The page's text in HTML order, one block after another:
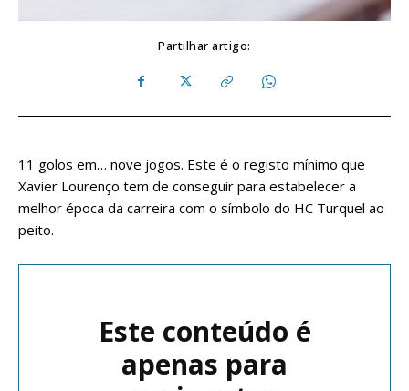
Partilhar artigo:
11 golos em… nove jogos. Este é o registo mínimo que
Xavier Lourenço tem de conseguir para estabelecer a
melhor época da carreira com o símbolo do HC Turquel ao
peito.
Este conteúdo é
apenas para